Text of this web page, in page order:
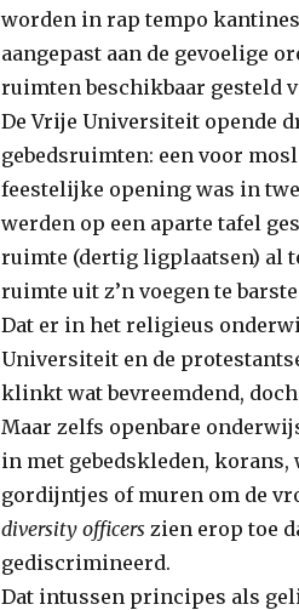
worden in rap tempo
aangepast aan de gevoelige
ruimten beschikbaar gesteld
De Vrije Universiteit opende
gebedsruimten: een voor
feestelijke opening was in
werden op een aparte tafel
ruimte (dertig ligplaatsen) al
ruimte uit z’n voegen te
Dat er in het religieus
Universiteit en de
klinkt wat bevreemdend,
Maar zelfs openbare
in met gebedskleden, korans,
gordijntjes of muren om de
diversity officers zien erop toe
gediscrimineerd.
Dat intussen principes als